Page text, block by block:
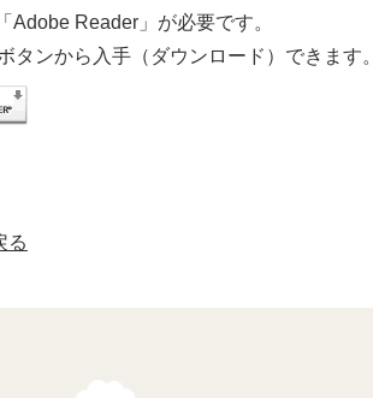
Adobe Reader」が必要です。
タンから入手（ダウンロード）できます。
る